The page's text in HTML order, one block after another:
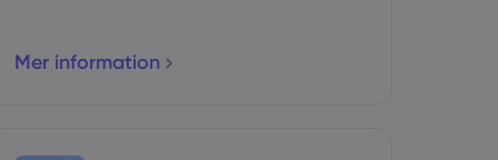
Mer information